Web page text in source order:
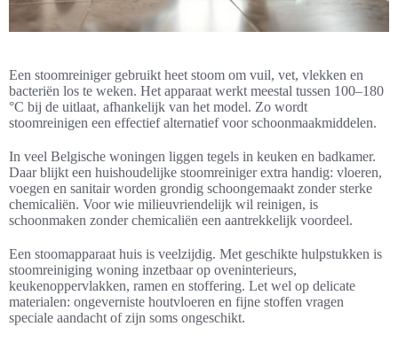
Een stoomreiniger gebruikt heet stoom om vuil, vet, vlekken en
bacteriën los te weken. Het apparaat werkt meestal tussen 100–180
°C bij de uitlaat, afhankelijk van het model. Zo wordt
stoomreinigen een effectief alternatief voor schoonmaakmiddelen.
In veel Belgische woningen liggen tegels in keuken en badkamer.
Daar blijkt een huishoudelijke stoomreiniger extra handig: vloeren,
voegen en sanitair worden grondig schoongemaakt zonder sterke
chemicaliën. Voor wie milieuvriendelijk wil reinigen, is
schoonmaken zonder chemicaliën een aantrekkelijk voordeel.
Een stoomapparaat huis is veelzijdig. Met geschikte hulpstukken is
stoomreiniging woning inzetbaar op oveninterieurs,
keukenoppervlakken, ramen en stoffering. Let wel op delicate
materialen: ongeverniste houtvloeren en fijne stoffen vragen
speciale aandacht of zijn soms ongeschikt.